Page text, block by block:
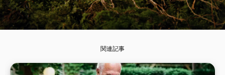
関連記事